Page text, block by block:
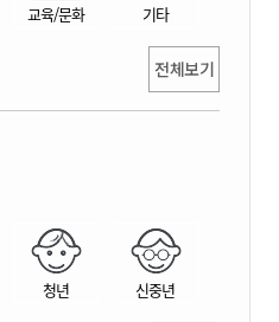
교육/문화 기타
전체보기
청년 신중년